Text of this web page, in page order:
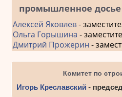
промышленное досье
Алексей Яковлев-
Ольга Горышина -
Дмитрий Прожерин -
Комитет по
Игорь Креславский -